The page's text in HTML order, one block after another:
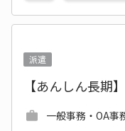
派遣
【あんしん長
一般事務・OA事